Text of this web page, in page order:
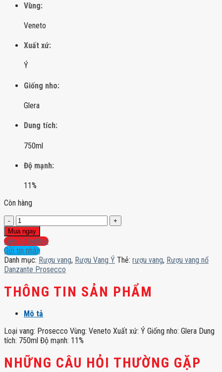
Vùng:
Veneto
Xuất xứ:
Ý
Giống nho:
Glera
Dung tích:
750ml
Độ mạnh:
11%
Còn hàng
Rượu
vang
nổ
Danzante
Prosecco
số
lượng
Mua ngay
Liên hệ hotline
Gửi tin nhắn
Danh mục: Rượu vang, Rượu Vang Ý Thẻ: rượu vang, Rượu vang nổ
Danzante Prosecco
THÔNG TIN SẢN PHẨM
Mô tả
Loại vang: Prosecco Vùng: Veneto Xuất xứ: Ý Giống nho: Glera Dung
tích: 750ml Độ mạnh: 11%
NHỮNG CÂU HỎI THƯỜNG GẶP